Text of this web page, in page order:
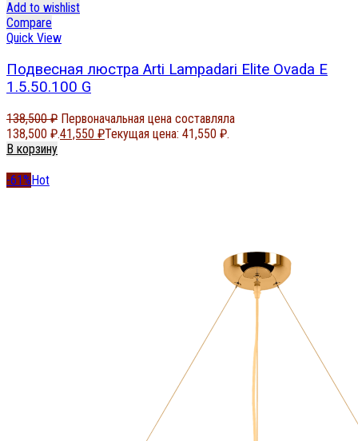
Add to wishlist
Compare
Quick View
Подвесная люстра Arti Lampadari Elite Ovada E
1.5.50.100 G
138,500₽ Первоначальная цена составляла
138,500 ₽.41,550 ₽Текущая цена: 41,550 ₽.
В корзину
-61%Hot